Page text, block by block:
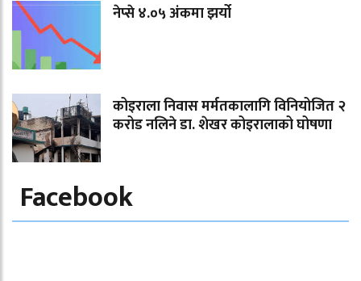
नेप्से ४.०५ अंकमा झर्यो
कोइराला निवास मर्मतकालागि विनियोजित २
करोड नलिने डा. शेखर कोइरालाको घोषणा
Facebook